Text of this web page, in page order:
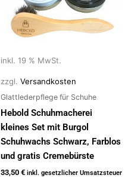
inkl. 19 % MwSt.
zzgl. Versandkosten
Glattlederpflege für Schuhe
Hebold Schuhmacherei
kleines Set mit Burgol
Schuhwachs Schwarz, Farblos
und gratis Cremebürste
33,50 € inkl. gesetzlicher Umsatzsteuer